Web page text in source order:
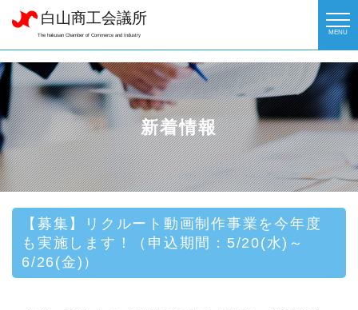
白山商工会議所
The hakusan Chamber of Commerce and Industry MENU
新着情報
【募集】リクルート動画制作事業を今年度
も実施します！（申込期間：5/20(水)～
6/26(金)）